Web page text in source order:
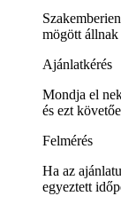
mögött állnak
Ajánlatkérés
Mondja el
és ezt
Felmérés
Ha az
egyeztett